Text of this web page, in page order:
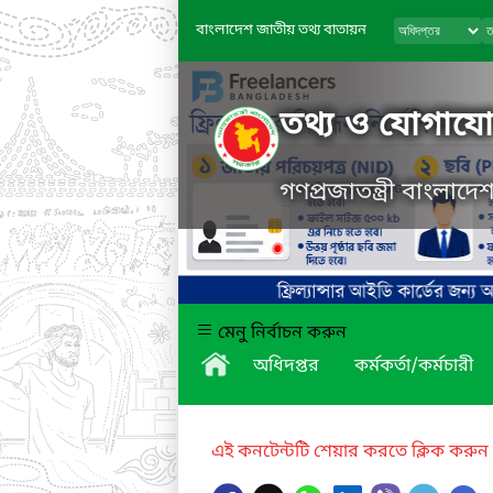
বাংলাদেশ জাতীয় তথ্য বাতায়ন
তথ্য ও
গণপ্রজাতন্ত্রী
মেনু নির্বাচন করুন
অধিদপ্তর
কর্মকর্তা/কর্মচারী
এই কনটেন্টটি শেয়ার করতে ক্লিক করুন